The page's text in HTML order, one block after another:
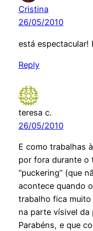
Cristina
26/05/2010
está espectacular!
Reply
teresa c.
26/05/2010
E como trabalhas
por fora durante o
“puckering” (que
acontece quando
trabalho fica
na parte vísivel da
Parabéns, e que